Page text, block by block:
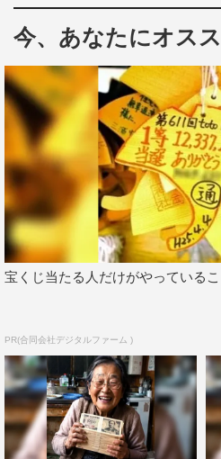
たる。
【磯野貴理子からのヒント】
（1）新レギュラーメンバーの
年下！
（2）新レギュラーメンバーは
ンツ！
【島崎和歌子からのヒント】
（3）さんまは新レギュラーメ
（5）新レギュラーメンバーは
【加藤綾子からのヒント】
（6）新レギュラーメンバーは
（7）新レギュラーメンバーに
今、あなたにオス
宝くじ当たる人だけがやっている
PR(合同会社デジタルファーム )